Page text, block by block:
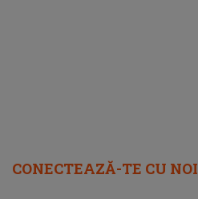
CONECTEAZĂ-TE CU NOI